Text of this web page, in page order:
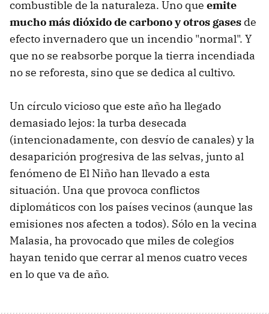
combustible de la naturaleza. Uno que emite
mucho más dióxido de carbono y otros gases de
efecto invernadero que un incendio "normal". Y
que no se reabsorbe porque la tierra incendiada
no se reforesta, sino que se dedica al cultivo.
Un círculo vicioso que este año ha llegado
demasiado lejos: la turba desecada
(intencionadamente, con desvío de canales) y la
desaparición progresiva de las selvas, junto al
fenómeno de El Niño han llevado a esta
situación. Una que provoca conflictos
diplomáticos con los países vecinos (aunque las
emisiones nos afecten a todos). Sólo en la vecina
Malasia, ha provocado que miles de colegios
hayan tenido que cerrar al menos cuatro veces
en lo que va de año.